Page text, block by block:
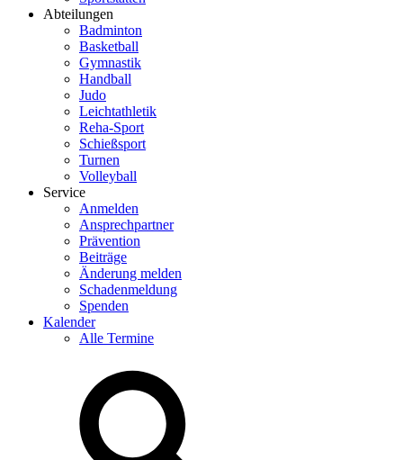
Abteilungen
Badminton
Basketball
Gymnastik
Handball
Judo
Leichtathletik
Reha-Sport
Schießsport
Turnen
Volleyball
Service
Anmelden
Ansprechpartner
Prävention
Beiträge
Änderung melden
Schadenmeldung
Spenden
Kalender
Alle Termine